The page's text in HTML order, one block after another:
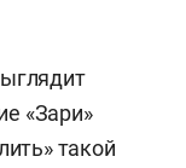
«Зари»
такой